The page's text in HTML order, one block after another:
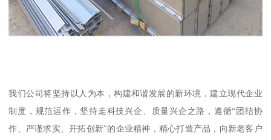
我们公司将坚持以人为本，构建和谐发展的新环境，建立现代企业
制度，规范运作，坚持走科技兴企、质量兴企之路，遵循“团结协
作、严谨求实、开拓创新”的企业精神，精心打造产品，向新老客户